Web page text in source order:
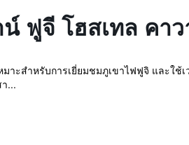
น์ ฟูจี โฮสเทล คา
าะสำหรับการเยี่ยมชมภูเขาไฟฟูจิ และใ
...